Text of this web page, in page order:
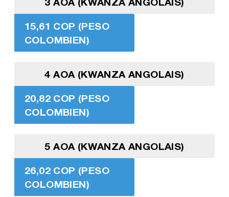
15,61 COP (PESO
COLOMBIEN)
4 AOA (KWANZA ANGOLAIS)
20,82 COP (PESO
COLOMBIEN)
5 AOA (KWANZA ANGOLAIS)
26,02 COP (PESO
COLOMBIEN)